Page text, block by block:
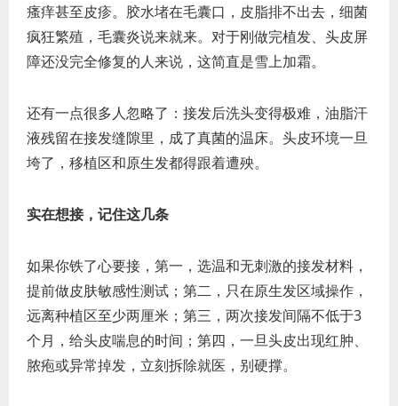
瘙痒甚至皮疹。胶水堵在毛囊口，皮脂排不出去，细菌
疯狂繁殖，毛囊炎说来就来。对于刚做完植发、头皮屏
障还没完全修复的人来说，这简直是雪上加霜。
还有一点很多人忽略了：接发后洗头变得极难，油脂汗
液残留在接发缝隙里，成了真菌的温床。头皮环境一旦
垮了，移植区和原生发都得跟着遭殃。
实在想接，记住这几条
如果你铁了心要接，第一，选温和无刺激的接发材料，
提前做皮肤敏感性测试；第二，只在原生发区域操作，
远离种植区至少两厘米；第三，两次接发间隔不低于3
个月，给头皮喘息的时间；第四，一旦头皮出现红肿、
脓疱或异常掉发，立刻拆除就医，别硬撑。